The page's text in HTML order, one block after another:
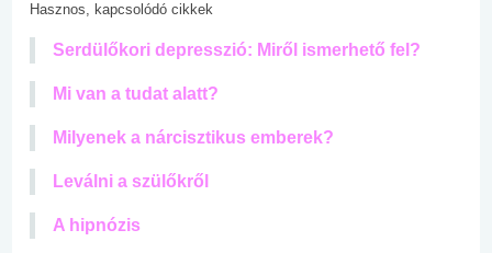
Hasznos, kapcsolódó cikkek
Serdülőkori depresszió: Miről ismerhető fel?
Mi van a tudat alatt?
Milyenek a nárcisztikus emberek?
Leválni a szülőkről
A hipnózis